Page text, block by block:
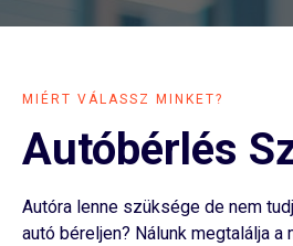
MIÉRT VÁLASSZ MINKET?
Autóbérlés
Autóra lenne szüksége de nem
autó béreljen? Nálunk megtalálja